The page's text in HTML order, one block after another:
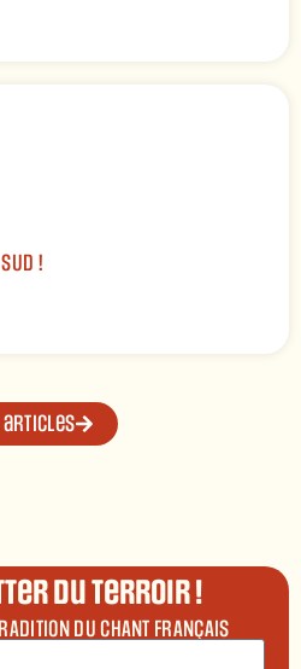
!
articles
du terroir !
DU CHANT FRANÇAIS